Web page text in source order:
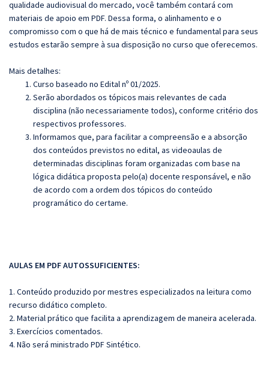
qualidade audiovisual do mercado, você também contará com
materiais de apoio em PDF. Dessa forma, o alinhamento e o
compromisso com o que há de mais técnico e fundamental para seus
estudos estarão sempre à sua disposição no curso que oferecemos.
Mais detalhes:
Curso baseado no Edital nº 01/2025.
Serão abordados os tópicos mais relevantes de cada
disciplina (não necessariamente todos), conforme critério dos
respectivos professores.
Informamos que, para facilitar a compreensão e a absorção
dos conteúdos previstos no edital, as videoaulas de
determinadas disciplinas foram organizadas com base na
lógica didática proposta pelo(a) docente responsável, e não
de acordo com a ordem dos tópicos do conteúdo
programático do certame.
AULAS EM PDF AUTOSSUFICIENTES:
1. Conteúdo produzido por mestres especializados na leitura como
recurso didático completo.
2. Material prático que facilita a aprendizagem de maneira acelerada.
3. Exercícios comentados.
4. Não será ministrado PDF Sintético.